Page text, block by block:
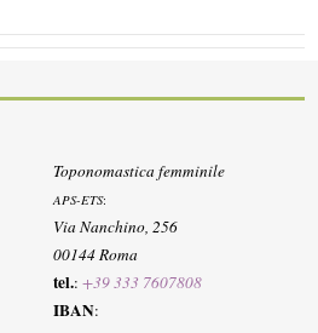
Toponomastica femminile
APS-ETS:
Via Nanchino, 256
00144 Roma
tel.:+39 333 7607808
IBAN: